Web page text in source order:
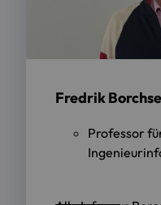
Fredrik
Professor